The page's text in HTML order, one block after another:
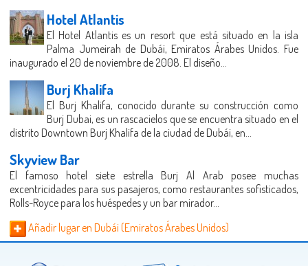
Hotel Atlantis
El Hotel Atlantis es un resort que está situado en la isla
Palma Jumeirah de Dubái, Emiratos Árabes Unidos. Fue
inaugurado el 20 de noviembre de 2008. El diseño...
Burj Khalifa
El Burj Khalifa, conocido durante su construcción como
Burj Dubai, es un rascacielos que se encuentra situado en el
distrito Downtown Burj Khalifa de la ciudad de Dubái, en...
Skyview Bar
El famoso hotel siete estrella Burj Al Arab posee muchas
excentricidades para sus pasajeros, como restaurantes sofisticados,
Rolls-Royce para los huéspedes y un bar mirador...
Añadir lugar en Dubái (Emiratos Árabes Unidos)